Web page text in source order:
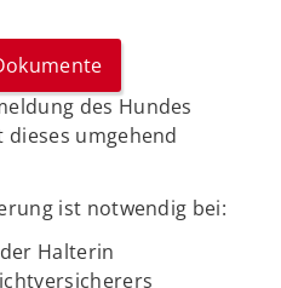
des Hundes
dieses umgehend
ist notwendig bei:
Halterin